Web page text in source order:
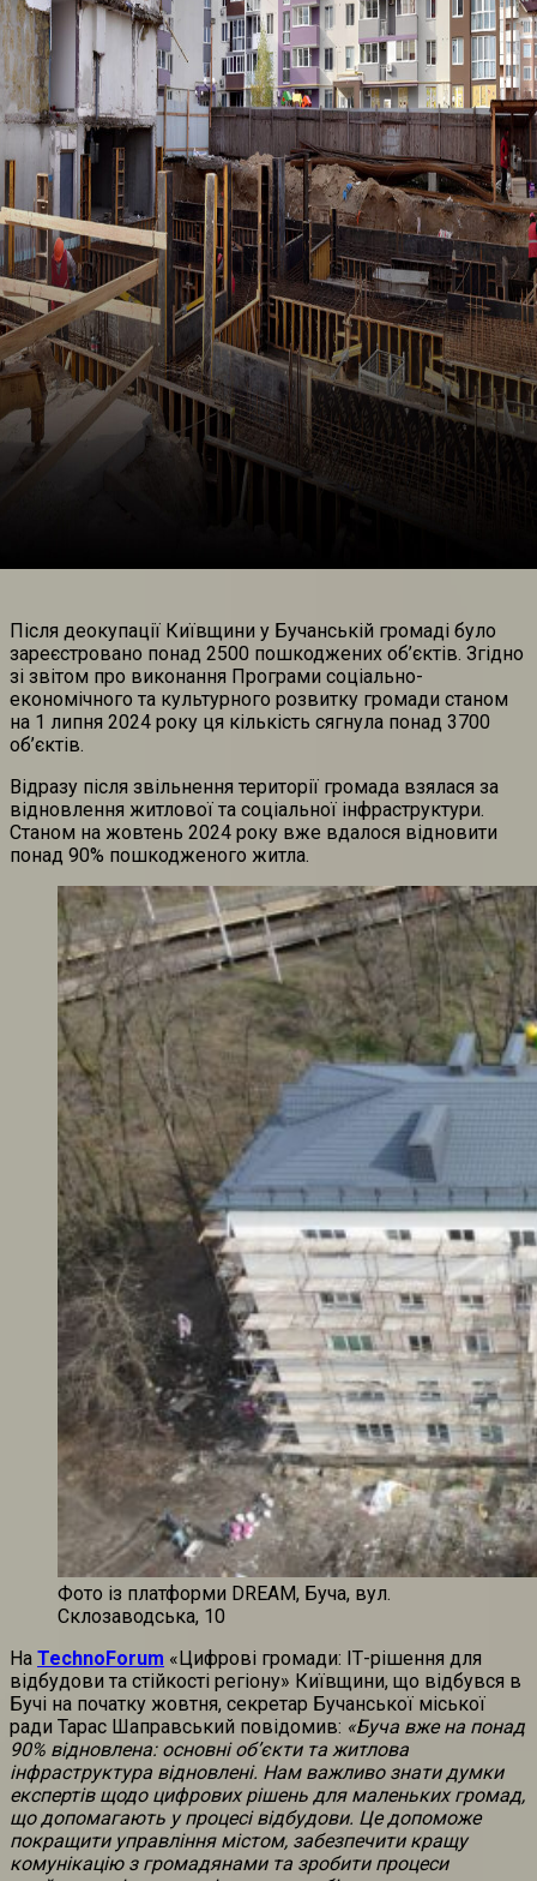
Після деокупації Київщини у Бучанській громаді було
зареєстровано понад 2500 пошкоджених об’єктів. Згідно
зі звітом про виконання Програми соціально-
економічного та культурного розвитку громади станом
на 1 липня 2024 року ця кількість сягнула понад 3700
об’єктів.
Відразу після звільнення території громада взялася за
відновлення житлової та соціальної інфраструктури.
Станом на жовтень 2024 року вже вдалося відновити
понад 90% пошкодженого житла.
Фото із платформи DREAM, Буча, вул.
Склозаводська, 10
На TechnoForum «Цифрові громади: ІТ-рішення для
відбудови та стійкості регіону» Київщини, що відбувся в
Бучі на початку жовтня, секретар Бучанської міської
ради Тарас Шаправський повідомив: «Буча вже на понад
90% відновлена: основні об’єкти та житлова
інфраструктура відновлені. Нам важливо знати думки
експертів щодо цифрових рішень для маленьких громад,
що допомагають у процесі відбудови. Це допоможе
покращити управління містом, забезпечити кращу
комунікацію з громадянами та зробити процеси